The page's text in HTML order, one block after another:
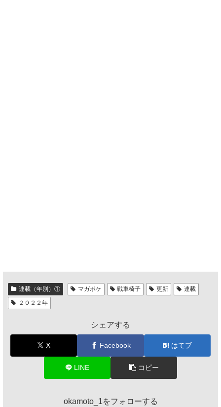
連載（年別）① マガポケ 戦車椅子 更新
連載
２０２２年
シェアする
X Facebook はてブ
LINE コピー
okamoto_1をフォローする